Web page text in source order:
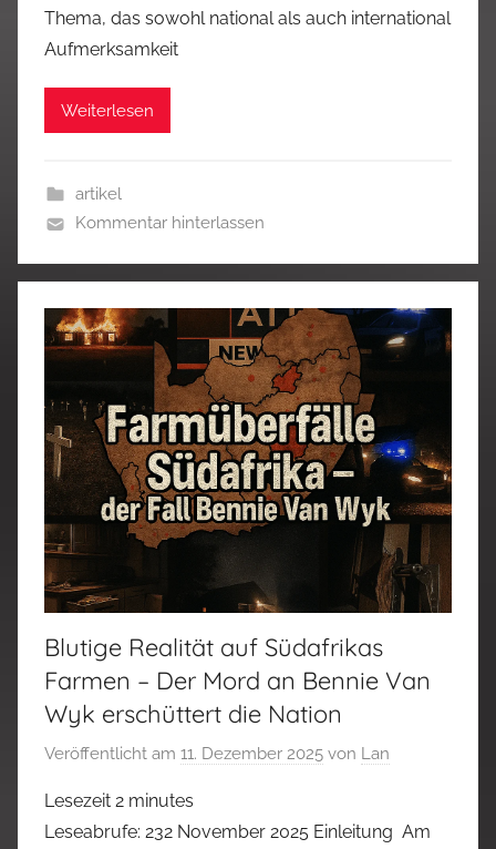
Thema, das sowohl national als auch international
Aufmerksamkeit
Weiterlesen
artikel
Kommentar hinterlassen
Blutige Realität auf Südafrikas
Farmen – Der Mord an Bennie Van
Wyk erschüttert die Nation
Veröffentlicht am 11. Dezember 2025 von Lan
Lesezeit 2 minutes
Leseabrufe: 232 November 2025 Einleitung Am